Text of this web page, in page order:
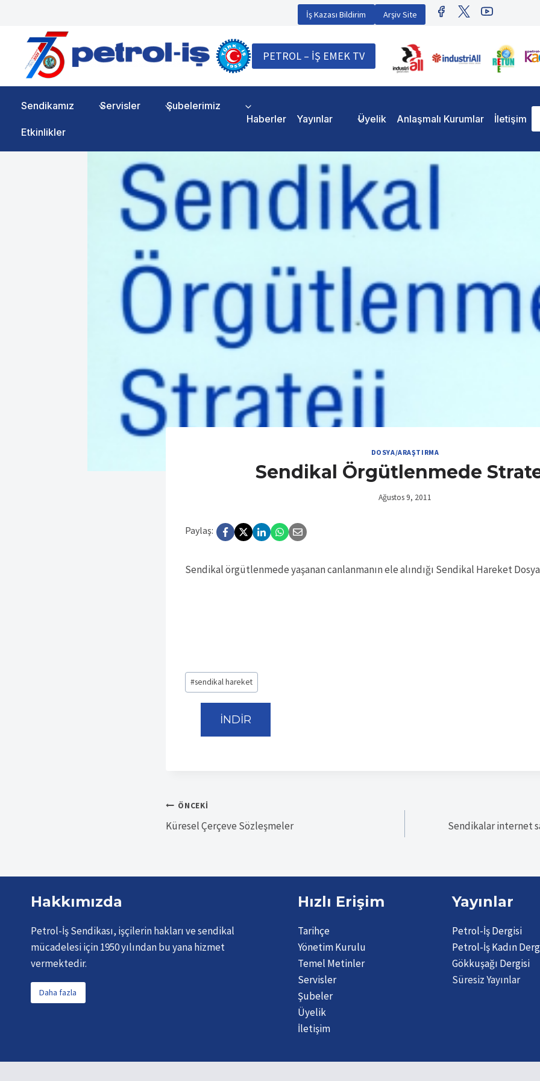
content
İş Kazası Bildirim Arşiv Site
PETROL – İŞ EMEK TV
Sendikamız Servisler Şubelerimiz
Etkinlikler
Haberler Yayınlar Üyelik Anlaşmalı Kurumlar İletişim
DOSYA/ARAŞTIRMA
Sendikal Örgütlenmede
Ağustos 9, 2011
Paylaş:
Sendikal örgütlenmede yaşanan canlanmanın ele alındığı Sendikal Hareket
Post
Tags:
#sendikal hareket
İNDİR
Yazı
gezinmesi
ÖNCEKI
Küresel Çerçeve Sözleşmeler Sendikalar internet
Hakkımızda
Petrol-İş Sendikası, işçilerin hakları ve sendikal
mücadelesi için 1950 yılından bu yana hizmet
vermektedir.
Daha fazla
Hızlı Erişim
Tarihçe
Yönetim Kurulu
Temel Metinler
Servisler
Şubeler
Üyelik
İletişim
Yayınlar
Petrol-İş Dergisi
Petrol-İş Kadın
Gökkuşağı Dergisi
Süresiz Yayınlar